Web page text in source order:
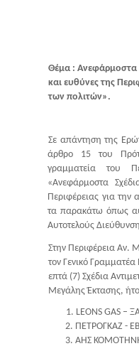
Θέμα : Ανεφάρμοστα
και ευθύνες της
των πολιτών».
Σε απάντηση της
άρθρο 15 του
γραμματεία του
«Ανεφάρμοστα
Περιφέρειας για την
τα παρακάτω όπως
Αυτοτελούς
Στην Περιφέρεια Αν.
τον Γενικό
επτά (7) Σχέδια
Μεγάλης Έκτασης,
1. LEONS GAS –
2. ΠΕΤΡΟΓΚΑΖ -
3. ΑΗΣ